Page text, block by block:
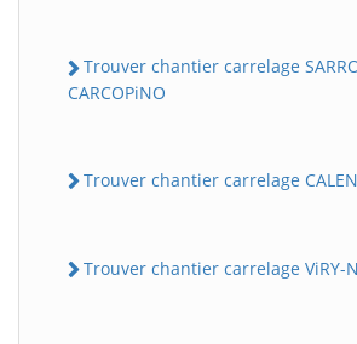
Trouver chantier carrelage
CARCOPiNO
Trouver chantier carrelage
Trouver chantier carrelage ViRY-